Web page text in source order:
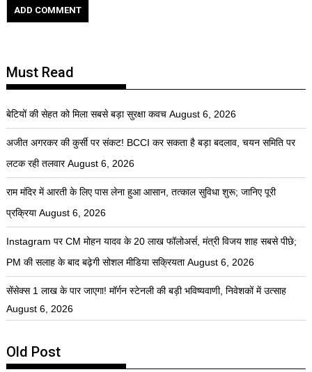
Must Read
बेटियों की सेहत को मिला सबसे बड़ा सुरक्षा कवच August 6, 2026
अजीत अगरकर की कुर्सी पर संकट! BCCI कर सकता है बड़ा बदलाव, चयन समिति पर
लटक रही तलवार August 6, 2026
राम मंदिर में आरती के लिए पास लेना हुआ आसान, तत्काल सुविधा शुरू; जानिए पूरी
प्रक्रिया August 6, 2026
Instagram पर CM मोहन यादव के 20 लाख फॉलोअर्स, मंत्री विजय शाह सबसे पीछे;
PM की सलाह के बाद बढ़ेगी सोशल मीडिया सक्रियता August 6, 2026
सेंसेक्स 1 लाख के पार जाएगा! मॉर्गन स्टेनली की बड़ी भविष्यवाणी, निवेशकों में उत्साह
August 6, 2026
Old Post